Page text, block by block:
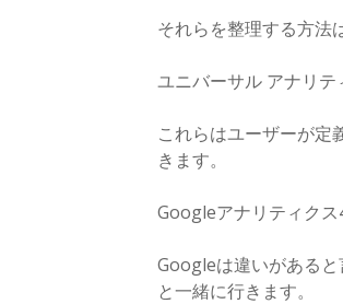
それらを整理する方法
ユニバーサル アナリテ
これらはユーザーが定
きます。
Googleアナリティクス
Googleは違いがある
と一緒に行きます。